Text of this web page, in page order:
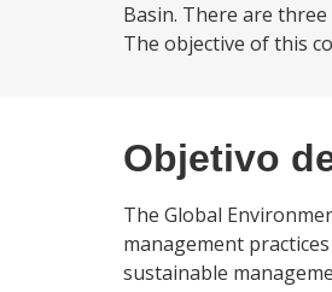
Basin. There are
The objective of this
Objetivo
The Global
management
sustainable